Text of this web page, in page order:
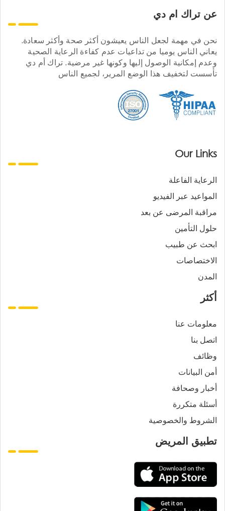
عن تراك ام دي
نحن في مهمة لجعل الناس يعيشون أكثر صحة وأكثر سعادة.
يعاني الناس يوميا من تداعيات عدم كفاءة الرعاية الصحية
وعدم إمكانية الوصول إليها وكونها غير مرضية. تراك أم دي
تأسست لتخفيف هذا الوضع المرير، لجميع الناس
Our Links
الرعاية الفاعلة
المواعيد عبر الفيديو
مراقبة المرضى عن بعد
حلول التأمين
ابحث عن طبيب
الاختصاصات
المدن
أكثر
معلومات عنا
اتصل بنا
وظائف
أمن البيانات
أخبار وصحافة
أسئلة متكررة
الشروط والخصوصية
تطبيق المريض